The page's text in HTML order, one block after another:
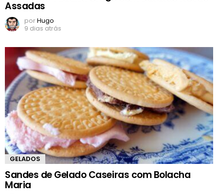
Assadas
porHugo
9 dias atrás
GELADOS
Sandes de Gelado Caseiras com Bolacha
Maria